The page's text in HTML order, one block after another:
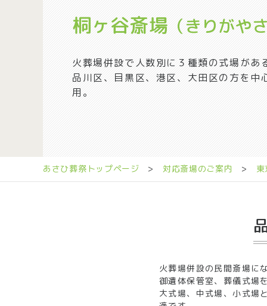
桐ヶ谷斎場 （きりがや
火葬場併設で人数別に３種類の式場があ
品川区、目黒区、港区、大田区の方を
用。
あさひ葬祭トップページ > 対応斎場のご案内 >
火葬場併設の民間斎場に
御遺体保管室、葬儀式場
大式場、中式場、小式場